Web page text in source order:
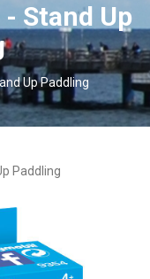
Stand Up
Up Paddling
Paddling